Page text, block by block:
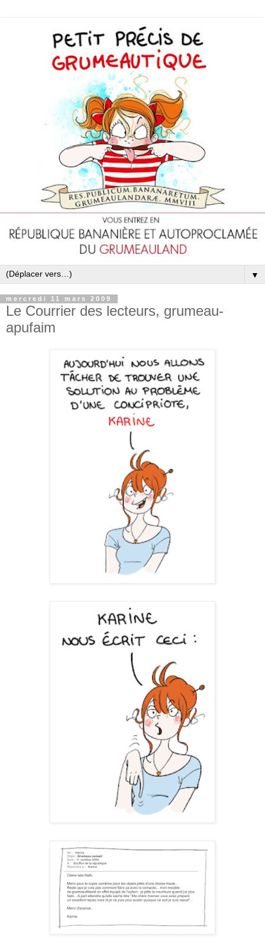
▼
mercredi 11 mars 2009
Le Courrier des lecteurs, grumeau-
apufaim